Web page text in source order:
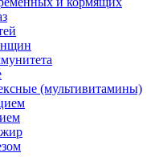
(мультивитамины)